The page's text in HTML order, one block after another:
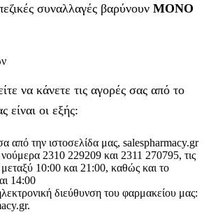
συναλλαγές βαρύνουν MONO
να κάνετε τις αγορές σας από το
είναι οι εξής:
από την ιστοσελίδα μας, salespharmacy.gr
2310 229209 και 2311 270795, τις
10:00 και 21:00, καθώς και το
14:00
διεύθυνση του φαρμακείου μας: